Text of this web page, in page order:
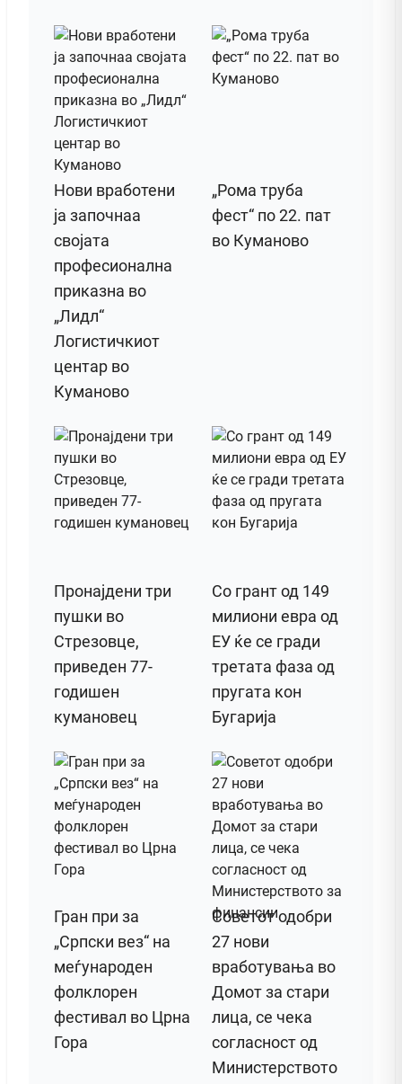
Нови вработени
ја започнаа
својата
професионална
приказна во
„Лидл“
Логистичкиот
центар во
Куманово
„Рома труба
фест“ по 22. пат
во Куманово
Пронајдени три
пушки во
Стрезовце,
приведен 77-
годишен
кумановец
Со грант од 149
милиони евра од
ЕУ ќе се гради
третата фаза од
пругата кон
Бугарија
Гран при за
„Српски вез“ на
меѓународен
фолклорен
фестивал во Црна
Гора
Советот одобри
27 нови
вработувања во
Домот за стари
лица, се чека
согласност од
Министерството